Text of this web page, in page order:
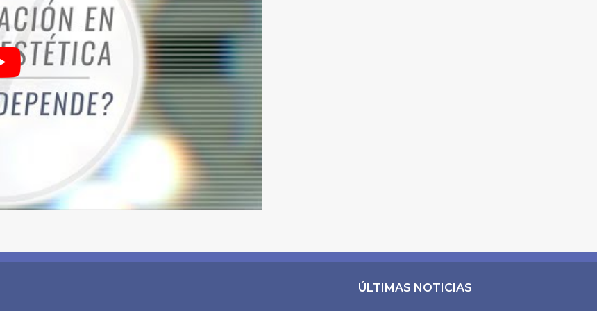
ÚLTIMAS NOTICIAS